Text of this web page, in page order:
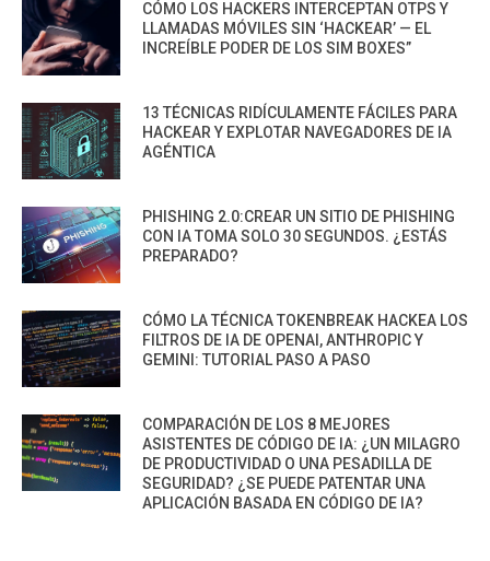
CÓMO LOS HACKERS INTERCEPTAN OTPS Y
LLAMADAS MÓVILES SIN ‘HACKEAR’ — EL
INCREÍBLE PODER DE LOS SIM BOXES”
13 TÉCNICAS RIDÍCULAMENTE FÁCILES PARA
HACKEAR Y EXPLOTAR NAVEGADORES DE IA
AGÉNTICA
PHISHING 2.0:CREAR UN SITIO DE PHISHING
CON IA TOMA SOLO 30 SEGUNDOS. ¿ESTÁS
PREPARADO?
CÓMO LA TÉCNICA TOKENBREAK HACKEA LOS
FILTROS DE IA DE OPENAI, ANTHROPIC Y
GEMINI: TUTORIAL PASO A PASO
COMPARACIÓN DE LOS 8 MEJORES
ASISTENTES DE CÓDIGO DE IA: ¿UN MILAGRO
DE PRODUCTIVIDAD O UNA PESADILLA DE
SEGURIDAD? ¿SE PUEDE PATENTAR UNA
APLICACIÓN BASADA EN CÓDIGO DE IA?